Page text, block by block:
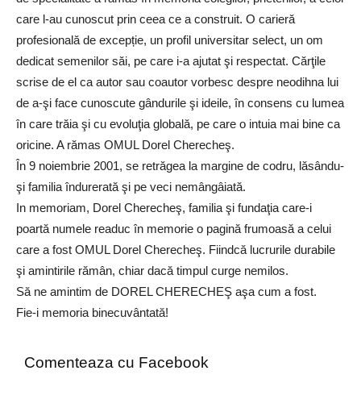
care l-au cunoscut prin ceea ce a construit. O carieră
profesională de excepție, un profil universitar select, un om
dedicat semenilor săi, pe care i-a ajutat şi respectat. Cărţile
scrise de el ca autor sau coautor vorbesc despre neodihna lui
de a-şi face cunoscute gândurile şi ideile, în consens cu lumea
în care trăia şi cu evoluţia globală, pe care o intuia mai bine ca
oricine. A rămas OMUL Dorel Cherecheş.
În 9 noiembrie 2001, se retrăgea la margine de codru, lăsându-
şi familia îndurerată şi pe veci nemângâiată.
In memoriam, Dorel Cherecheş, familia şi fundaţia care-i
poartă numele readuc în memorie o pagină frumoasă a celui
care a fost OMUL Dorel Cherecheş. Fiindcă lucrurile durabile
şi amintirile rămân, chiar dacă timpul curge nemilos.
Să ne amintim de DOREL CHERECHEŞ aşa cum a fost.
Fie-i memoria binecuvântată!
Comenteaza cu Facebook